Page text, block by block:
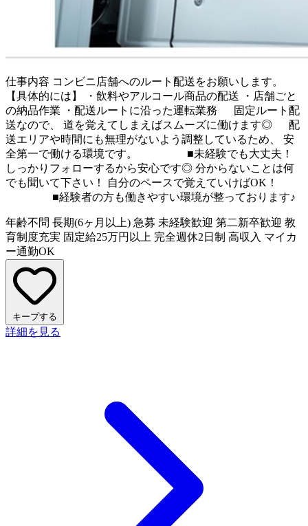
仕事内容 コンビニ店舗へのルート配送をお願いします。
【具体的には】 ・飲料やアルコール商品の配送 ・店舗ごと
の納品作業 ・配送ルートに沿った運転業務 固定ルート配
送なので、 道を覚えてしまえばスムーズに働けます◎ 配
送エリアや時間にも無理がないよう調整しているため、 安
全第一で働ける環境です。 ■未経験でも大丈夫！
しっかりフォローするから安心です◎ 分からないことは何
でも聞いて下さい！ 自分のペースで覚えていけばOK！
■経験者の方も働きやすい環境が整っております♪
年齢不問 長期(6ヶ月以上) 急募 未経験歓迎 第二新卒歓迎 教
育制度充実 固定給25万円以上 完全週休2日制 高収入 マイカ
ー通勤OK
キープする
詳細を見る